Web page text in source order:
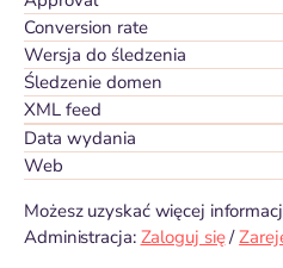
Conversion rate
Wersja do śledzenia
Śledzenie domen
XML feed
Data wydania
Web
Możesz uzyskać więcej
Administracja: Zaloguj się/